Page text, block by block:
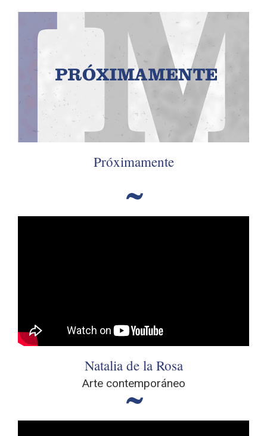
Próximamente
Natalia de la Rosa
Arte contemporáneo